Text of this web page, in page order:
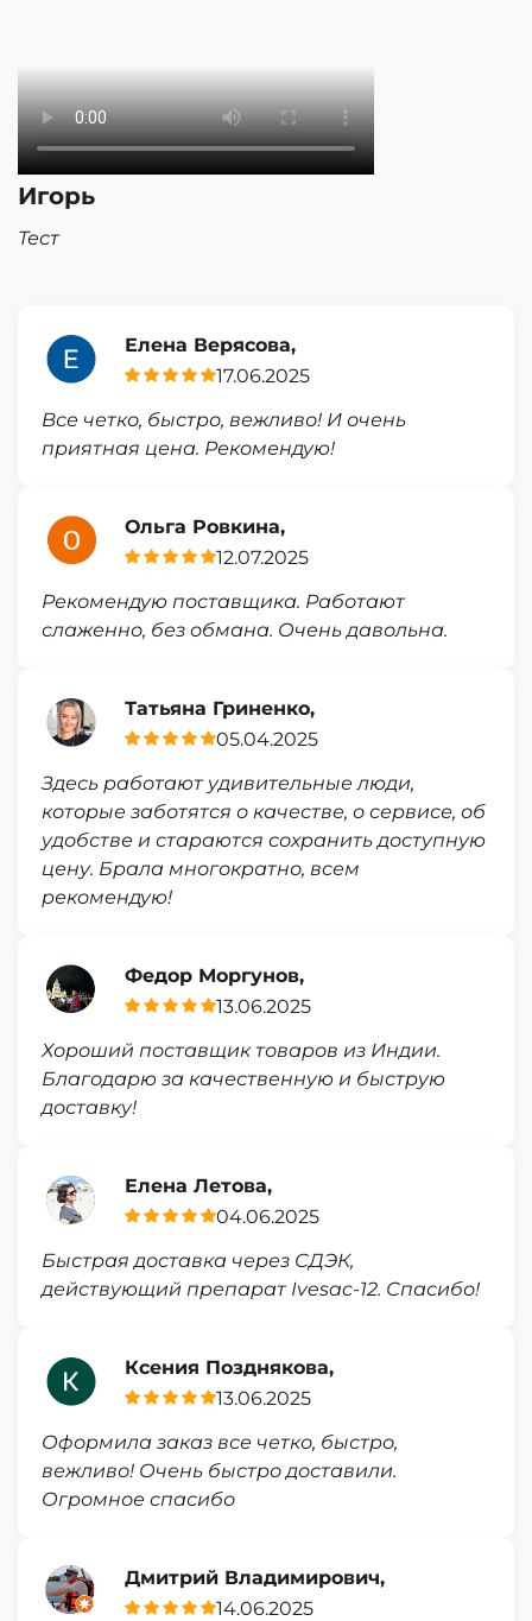
Игорь
Тест
Елена Верясова,
17.06.2025
Все четко, быстро, вежливо! И очень
приятная цена. Рекомендую!
Ольга Ровкина,
12.07.2025
Рекомендую поставщика. Работают
слаженно, без обмана. Очень давольна.
Татьяна Гриненко,
05.04.2025
Здесь работают удивительные люди,
которые заботятся о качестве, о сервисе, об
удобстве и стараются сохранить доступную
цену. Брала многократно, всем
рекомендую!
Федор Моргунов,
13.06.2025
Хороший поставщик товаров из Индии.
Благодарю за качественную и быструю
доставку!
Елена Летова,
04.06.2025
Быстрая доставка через СДЭК,
действующий препарат Ivesac-12. Спасибо!
Ксения Позднякова,
13.06.2025
Оформила заказ все четко, быстро,
вежливо! Очень быстро доставили.
Огромное спасибо
Дмитрий Владимирович,
14.06.2025